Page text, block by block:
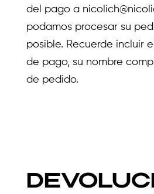
del pago a
podamos procesar su
posible. Recuerde incluir
de pago, su nombre
de pedido.